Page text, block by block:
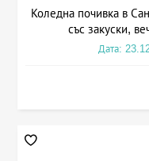
Коледна почивка в
със закуски,
Дата: